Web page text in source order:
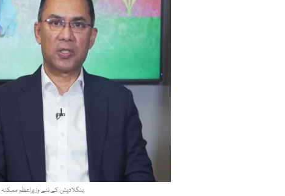
بنگلادیش کے نئے وزیراعظم